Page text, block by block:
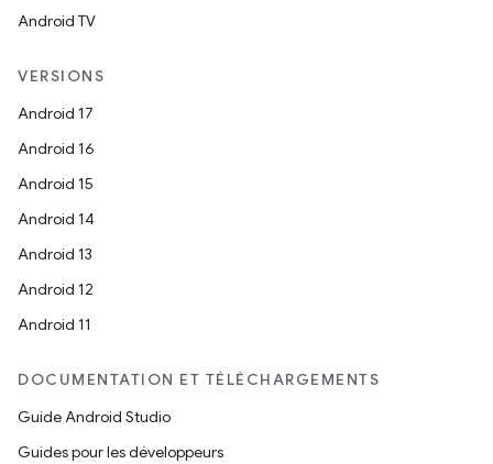
Android TV
VERSIONS
Android 17
Android 16
Android 15
Android 14
Android 13
Android 12
Android 11
DOCUMENTATION ET TÉLÉCHARGEMENTS
Guide Android Studio
Guides pour les développeurs